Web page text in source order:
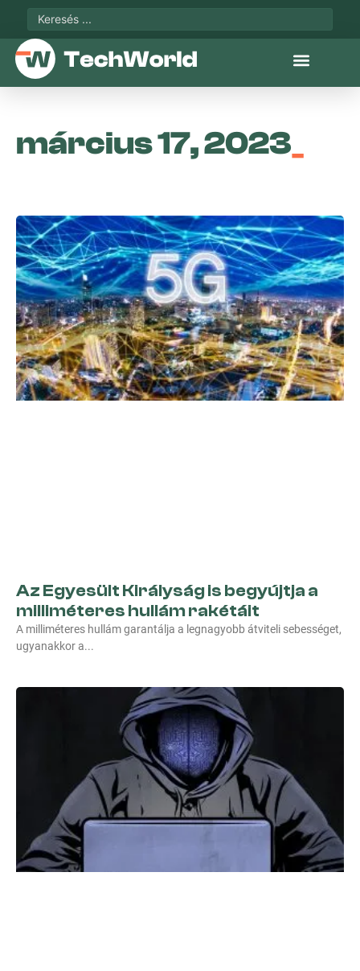
március 17, 2023
Az Egyesült Királyság is begyújtja a
milliméteres hullám rakétáit
A milliméteres hullám garantálja a legnagyobb átviteli sebességet,
ugyanakkor a